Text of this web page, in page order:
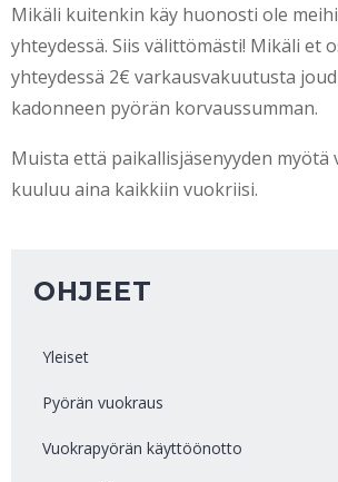
Mikäli kuitenkin käy huonosti ole
yhteydessä. Siis välittömästi! Mikäli et
yhteydessä 2€ varkausvakuutusta
kadonneen pyörän korvaussumman.
Muista että paikallisjäsenyyden myötä
kuuluu aina kaikkiin vuokriisi.
OHJEET
Yleiset
Pyörän vuokraus
Vuokrapyörän käyttöönotto